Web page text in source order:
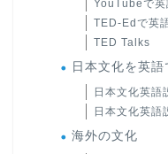
YouTubeで英
TED-Edで英
TED Talks
日本文化を英語
日本文化英語
日本文化英語
海外の文化